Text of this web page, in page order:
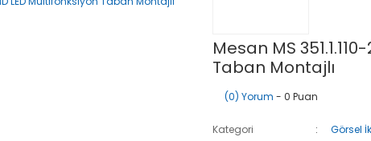
Mesan MS
Taban Montajlı
(0) Yorum - 0 Puan
Kategori
Görsel